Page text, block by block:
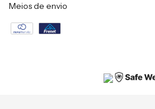
Meios de envio